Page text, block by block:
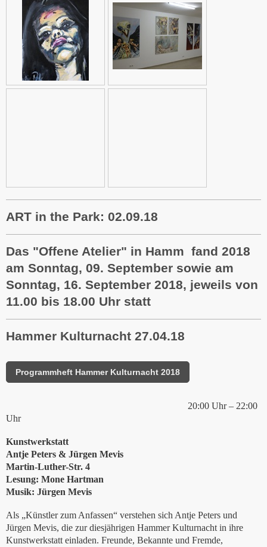
ART in the Park: 02.09.18
Das "Offene Atelier" in Hamm fand 2018
am Sonntag, 09. September sowie am
Sonntag, 16. September 2018, jeweils von
11.00 bis 18.00 Uhr statt
Hammer Kulturnacht 27.04.18
Programmheft Hammer Kulturnacht 2018
20:00 Uhr – 22:00
Uhr
Kunstwerkstatt
Antje Peters & Jürgen Mevis
Martin-Luther-Str. 4
Lesung: Mone Hartman
Musik: Jürgen Mevis
Als „Künstler zum Anfassen“ verstehen sich Antje Peters und
Jürgen Mevis, die zur diesjährigen Hammer Kulturnacht in ihre
Kunstwerkstatt einladen. Freunde, Bekannte und Fremde,